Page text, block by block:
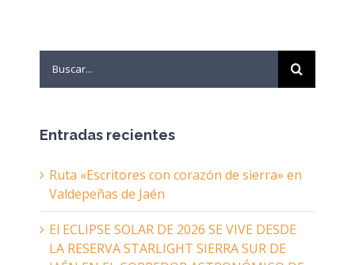
for:
Entradas recientes
Ruta «Escritores con corazón de sierra» en
Valdepeñas de Jaén
El ECLIPSE SOLAR DE 2026 SE VIVE DESDE
LA RESERVA STARLIGHT SIERRA SUR DE